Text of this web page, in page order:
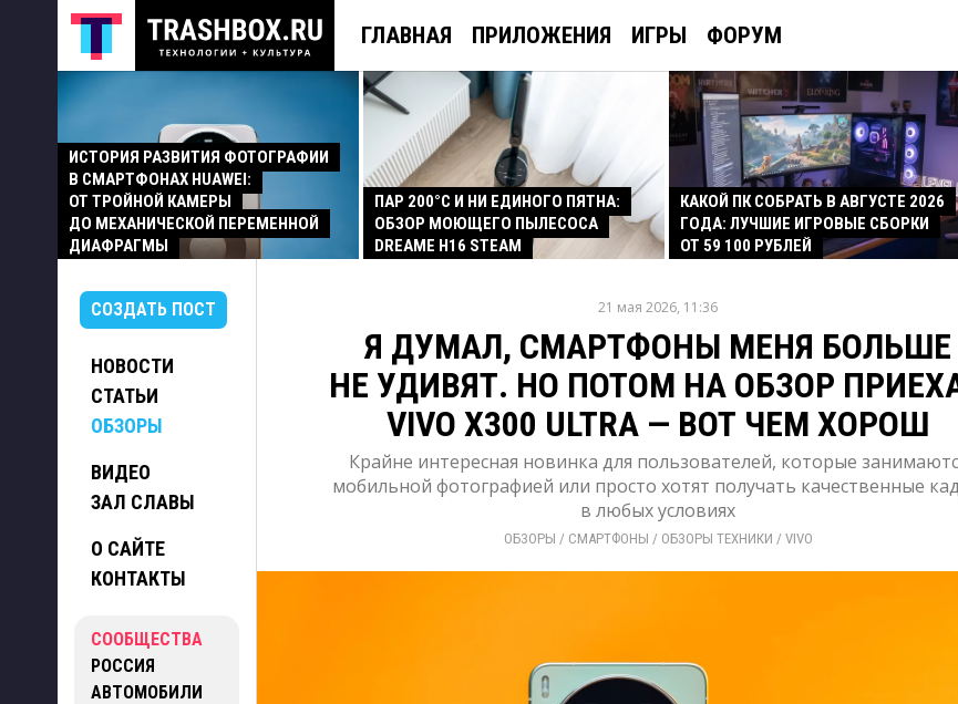
ГЛАВНАЯ ПРИЛОЖЕНИЯ ИГРЫ ФОРУМ
ИСТОРИЯ РАЗВИТИЯ ФОТОГРАФИИ
В СМАРТФОНАХ HUAWEI:
ОТ ТРОЙНОЙ КАМЕРЫ
ДО МЕХАНИЧЕСКОЙ ПЕРЕМЕННОЙ
ДИАФРАГМЫ
ПАР 200°C И НИ ЕДИНОГО ПЯТНА:
ОБЗОР МОЮЩЕГО ПЫЛЕСОСА
DREAME H16 STEAM
КАКОЙ ПК СОБРАТЬ В АВГУСТЕ 2026
ГОДА: ЛУЧШИЕ ИГРОВЫЕ СБОРКИ
ОТ 59 100 РУБЛЕЙ
СОЗДАТЬ ПОСТ
НОВОСТИ
СТАТЬИ
ОБЗОРЫ
ВИДЕО
ЗАЛ СЛАВЫ
О САЙТЕ
КОНТАКТЫ
СООБЩЕСТВА
РОССИЯ
АВТОМОБИЛИ
21 мая 2026, 11:36
Я ДУМАЛ, СМАРТФОНЫ МЕНЯ БОЛЬШЕ
НЕ УДИВЯТ. НО ПОТОМ НА ОБЗОР
VIVO X300 ULTRA — ВОТ ЧЕМ ХОРОШ
Крайне интересная новинка для пользователей, которые
мобильной фотографией или просто хотят получать качественные
в любых условиях
ОБЗОРЫ / СМАРТФОНЫ / ОБЗОРЫ ТЕХНИКИ / VIVO